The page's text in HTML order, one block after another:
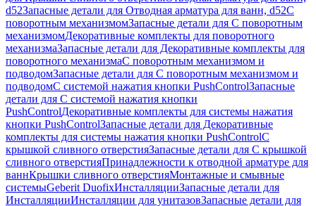
d52Запасные детали для Отводная арматура для ванн, d52С
поворотным механизмомЗапасные детали для С поворотным
механизмомДекоративные комплекты для поворотного
механизмаЗапасные детали для Декоративные комплекты для
поворотного механизмаС поворотным механизмом и
подводомЗапасные детали для С поворотным механизмом и
подводомС системой нажатия кнопки PushControlЗапасные
детали для С системой нажатия кнопки
PushControlДекоративные комплекты для системы нажатия
кнопки PushControlЗапасные детали для Декоративные
комплекты для системы нажатия кнопки PushControlС
крышкой сливного отверстияЗапасные детали для С крышкой
сливного отверстияПринадлежности к отводной арматуре для
ваннКрышки сливного отверстияМонтажные и смывные
системыGeberit DuofixИнсталляцииЗапасные детали для
ИнсталляцииИнсталляции для унитазовЗапасные детали для